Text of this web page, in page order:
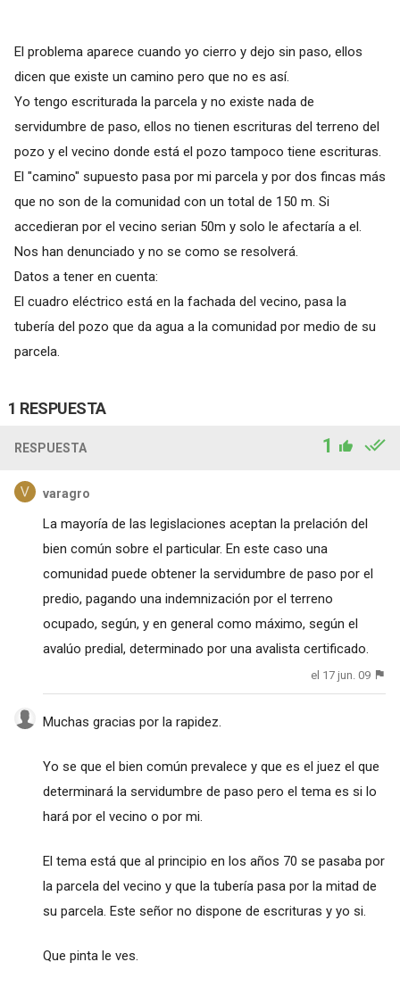
El problema aparece cuando yo cierro y dejo sin paso, ellos
dicen que existe un camino pero que no es así.
Yo tengo escriturada la parcela y no existe nada de
servidumbre de paso, ellos no tienen escrituras del terreno del
pozo y el vecino donde está el pozo tampoco tiene escrituras.
El "camino" supuesto pasa por mi parcela y por dos fincas más
que no son de la comunidad con un total de 150 m. Si
accedieran por el vecino serian 50m y solo le afectaría a el.
Nos han denunciado y no se como se resolverá.
Datos a tener en cuenta:
El cuadro eléctrico está en la fachada del vecino, pasa la
tubería del pozo que da agua a la comunidad por medio de su
parcela.
1 RESPUESTA
RESPUESTA 1
varagro
La mayoría de las legislaciones aceptan la prelación del
bien común sobre el particular. En este caso una
comunidad puede obtener la servidumbre de paso por el
predio, pagando una indemnización por el terreno
ocupado, según, y en general como máximo, según el
avalúo predial, determinado por una avalista certificado.
el 17 jun. 09
Muchas gracias por la rapidez.
Yo se que el bien común prevalece y que es el juez el que
determinará la servidumbre de paso pero el tema es si lo
hará por el vecino o por mi.
El tema está que al principio en los años 70 se pasaba por
la parcela del vecino y que la tubería pasa por la mitad de
su parcela. Este señor no dispone de escrituras y yo si.
Que pinta le ves.